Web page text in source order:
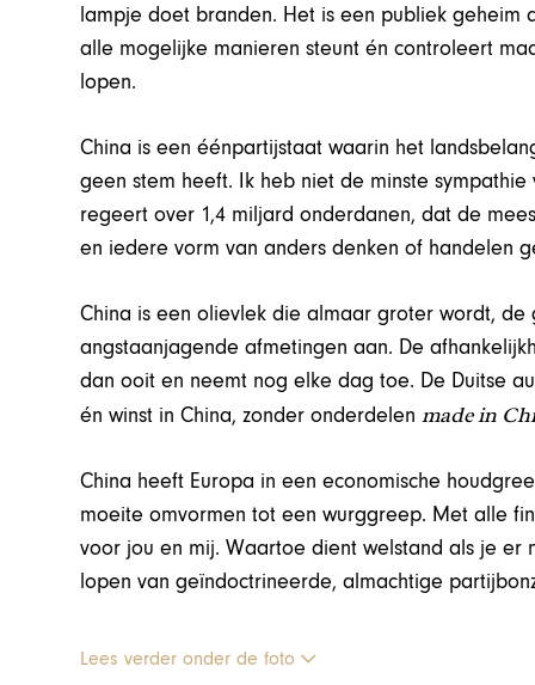
lampje doet branden. Het is een publiek
alle mogelijke manieren steunt én controleert
lopen.
China is een éénpartijstaat waarin het
geen stem heeft. Ik heb niet de minste
regeert over 1,4 miljard onderdanen, dat de
en iedere vorm van anders denken of handelen
China is een olievlek die almaar groter wordt,
angstaanjagende afmetingen aan. De
dan ooit en neemt nog elke dag toe. De Duitse
én winst in China, zonder onderdelenmade in
China heeft Europa in een economische
moeite omvormen tot een wurggreep. Met alle
voor jou en mij. Waartoe dient welstand als je
lopen van geïndoctrineerde, almachtige
Lees verder onder de foto